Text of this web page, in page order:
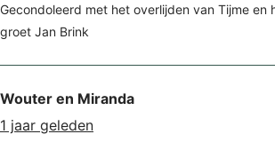
Gecondoleerd met het overlijden van Tijme en
groet Jan Brink
Wouter en Miranda
1 jaar geleden